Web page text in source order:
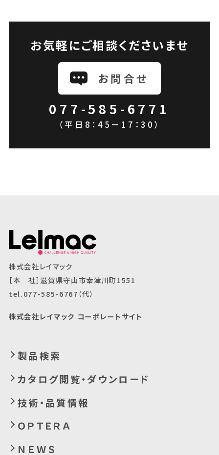
お気軽にご相談くださいませ
お問合せ
077-585-6771
（平日8：45－17：30）
株式会社レイマック
［本 社］滋賀県守山市幸津川町1551
tel.077-585-6767（代）
株式会社レイマック コーポレートサイト
製品検索
カタログ閲覧・ダウンロード
技術・品質情報
ＯＰＴＥＲＡ
ＮＥＷＳ